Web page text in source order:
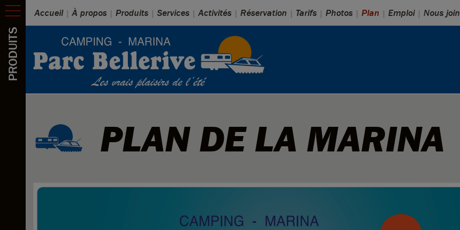
PRODUITS
Accueil À propos Produits Services Activités Réservation Tarifs Photos Plan Emploi Nous
PLAN DE LA MARINA